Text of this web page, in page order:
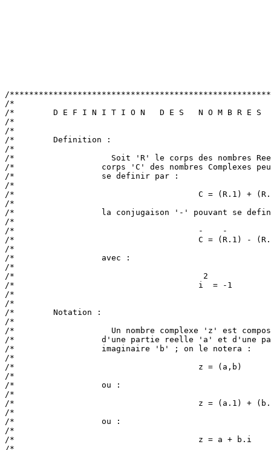
/
/*
/*        D E F I N I T I O N   D E S   N O M B
/*
/*
/*        Definition :
/*
/*                    Soit 'R' le corps des
/*                  corps 'C' des nombres
/*                  se definir par :
/*
/*                                      C = (R.1)
/*
/*                  la conjugaison '-' pouvant
/*
/*                                      -    -
/*                                      C = (R.1)
/*
/*                  avec :
/*
/*                                       2
/*                                      i  = -1
/*
/*
/*        Notation :
/*
/*                    Un nombre complexe 'z'
/*                  d'une partie reelle 'a' et
/*                  imaginaire 'b' ; on le
/*
/*                                      z = (a,b)
/*
/*                  ou :
/*
/*                                      z = (a.1)
/*
/*                  ou :
/*
/*                                      z = a +
/*